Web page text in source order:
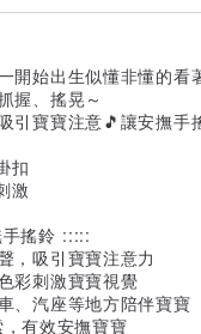
開始出生似懂非懂的
握、搖晃～
引寶寶注意🎵讓安撫手
扣
激
搖鈴 :::::
，吸引寶寶注意力
彩刺激寶寶視覺
、汽座等地方陪伴寶寶
有效安撫寶寶